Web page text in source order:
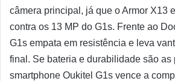
câmera principal, já que o Armor X13
contra os 13 MP do G1s. Frente ao
G1s empata em resistência e leva
final. Se bateria e durabilidade são as
smartphone Oukitel G1s vence a